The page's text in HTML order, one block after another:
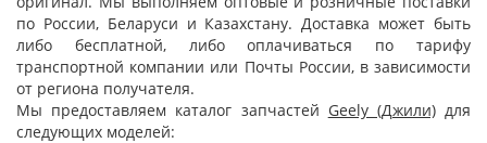
по России, Беларуси и Казахстану. Доставка может быть
либо бесплатной, либо оплачиваться по тарифу
транспортной компании или Почты России, в зависимости
от региона получателя.
Мы предоставляем каталог запчастей Geely (Джили)для
следующих моделей: